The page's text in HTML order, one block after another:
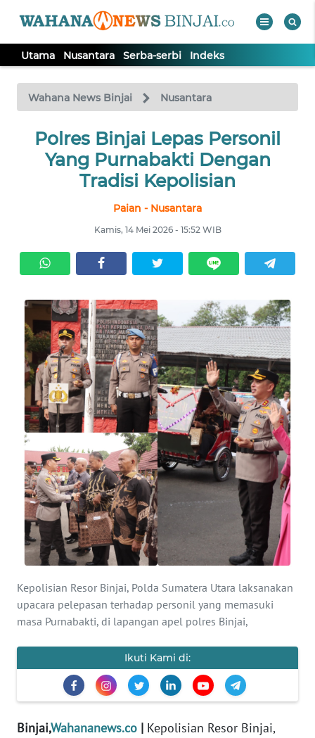
Utama Nusantara Serba-serbi Indeks
Wahana News Binjai Nusantara
Polres Binjai Lepas Personil
Yang Purnabakti Dengan
Tradisi Kepolisian
Paian - Nusantara
Kamis, 14 Mei 2026 - 15:52 WIB
Kepolisian Resor Binjai, Polda Sumatera Utara laksanakan
upacara pelepasan terhadap personil yang memasuki
masa Purnabakti, di lapangan apel polres Binjai,
Ikuti Kami di:
Binjai,Wahananews.co | Kepolisian Resor Binjai,
TV
Tutup
UTAMA
NUSANTARA
Informasi
INDEKS
KONTAK
KAMI
INFO
IKLAN
TENTANG
KAMI
PEDOMAN
MEDIA
SIBER
KARIR
DISCLAIMER
News